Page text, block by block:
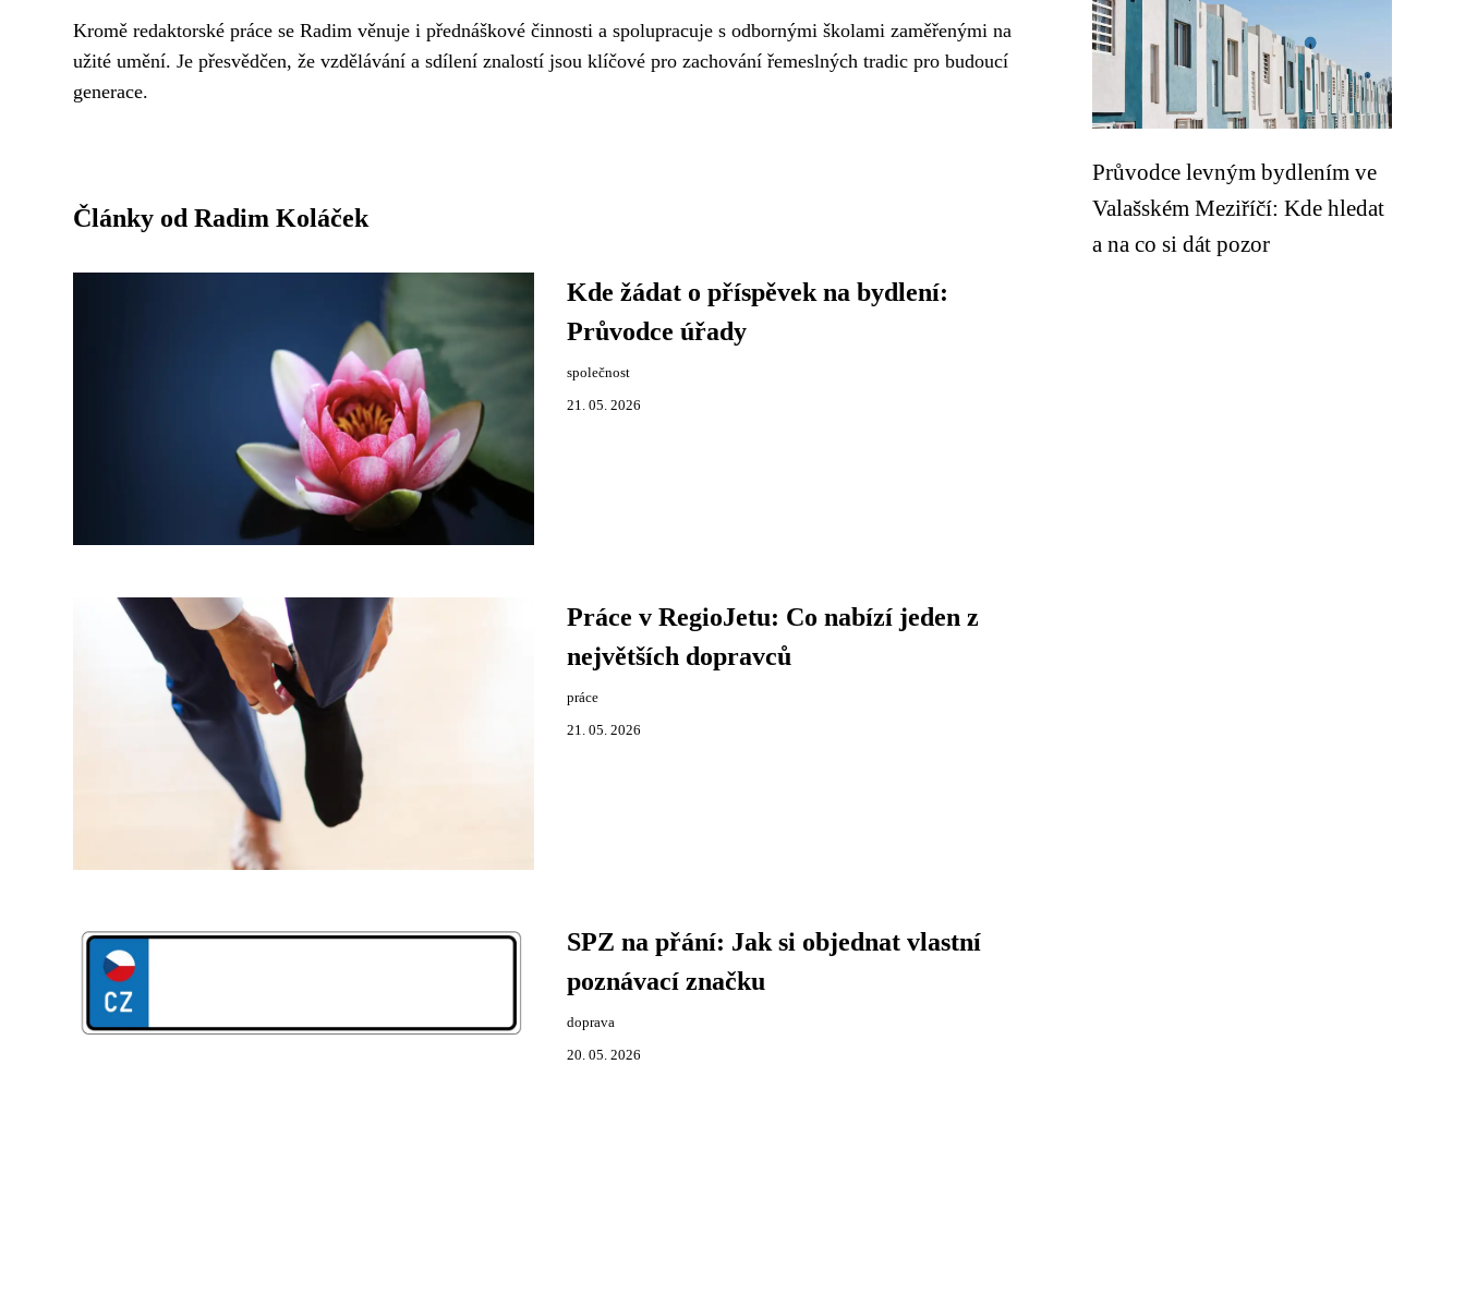
Kromě redaktorské práce se Radim věnuje i přednáškové činnosti a spolupracuje s odbornými školami zaměřenými na
užité umění. Je přesvědčen, že vzdělávání a sdílení znalostí jsou klíčové pro zachování řemeslných tradic pro budoucí
generace.
Články od Radim Koláček
Kde žádat o příspěvek na bydlení:
Průvodce úřady
společnost
21. 05. 2026
Práce v RegioJetu: Co nabízí jeden z
největších dopravců
práce
21. 05. 2026
SPZ na přání: Jak si objednat vlastní
poznávací značku
doprava
20. 05. 2026
Průvodce levným bydlením ve
Valašském Meziříčí: Kde hledat
a na co si dát pozor